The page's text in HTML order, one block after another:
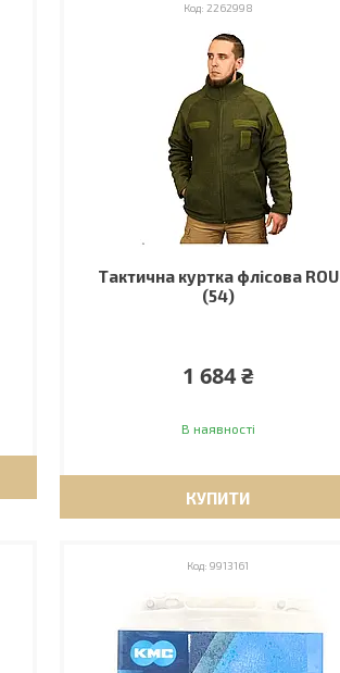
2262998
Тактична куртка флісова ROU
(54)
1 684 ₴
В наявності
КУПИТИ
9913161